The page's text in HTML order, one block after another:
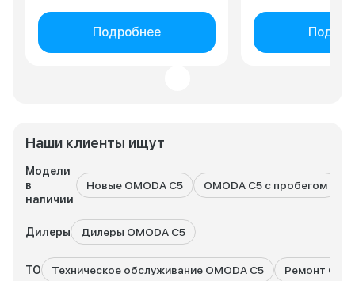
Наши клиенты ищут
Модели
в
наличии
Новые OMODA C5 OMODA C5 с пробегом
Дилеры Дилеры OMODA C5
ТО Техническое обслуживание OMODA C5 Ремонт
Подробнее